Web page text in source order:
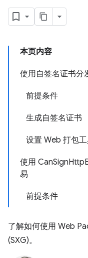
本页内容
使用自签名证书分
前提条件
生成自签名证书
设置 Web 打包
使用
易
前提条件
了解如何使用 Web
(SXG)。